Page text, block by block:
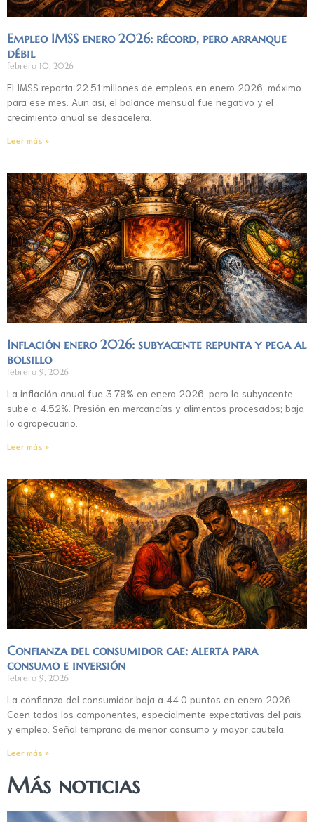
Empleo IMSS enero 2026: récord, pero arranque
débil
febrero 10, 2026
El IMSS reporta 22.51 millones de empleos en enero 2026, máximo
para ese mes. Aun así, el balance mensual fue negativo y el
crecimiento anual se desacelera.
Leer más »
Inflación enero 2026: subyacente repunta y pega al
bolsillo
febrero 9, 2026
La inflación anual fue 3.79% en enero 2026, pero la subyacente
sube a 4.52%. Presión en mercancías y alimentos procesados; baja
lo agropecuario.
Leer más »
Confianza del consumidor cae: alerta para
consumo e inversión
febrero 9, 2026
La confianza del consumidor baja a 44.0 puntos en enero 2026.
Caen todos los componentes, especialmente expectativas del país
y empleo. Señal temprana de menor consumo y mayor cautela.
Leer más »
Más noticias